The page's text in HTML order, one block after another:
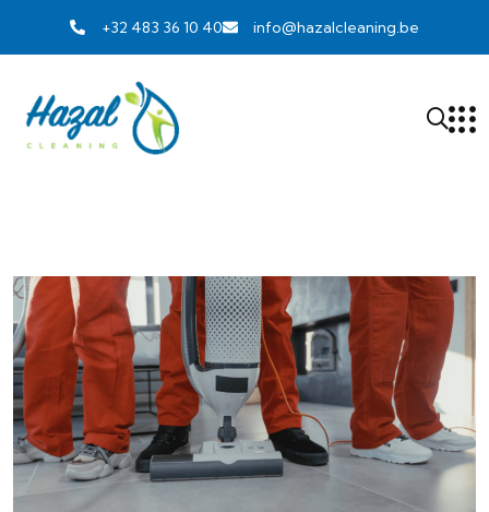
+32 483 36 10 40 info@hazalcleaning.be